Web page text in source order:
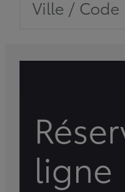
Ville / Code
ligne